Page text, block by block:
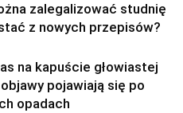
zalegalizować studnię
z nowych przepisów?
na kapuście głowiastej
pojawiają się po
opadach